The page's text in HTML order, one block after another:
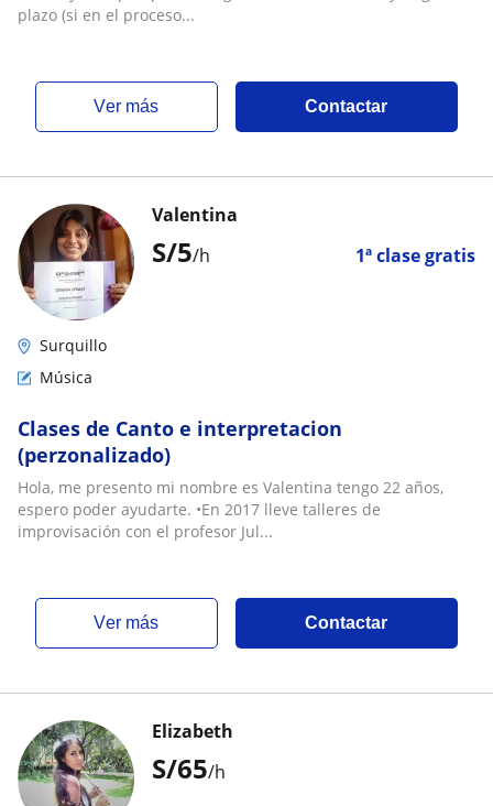
plazo (si en el proceso...
ver más Contactar
S/5/h 1ª clase gratis
Valentina
Surquillo
Música
Clases de Canto e interpretacion
(perzonalizado)
Hola, me presento mi nombre es Valentina tengo 22 años,
espero poder ayudarte. •En 2017 lleve talleres de
improvisación con el profesor Jul...
ver más Contactar
S/65/h
Elizabeth